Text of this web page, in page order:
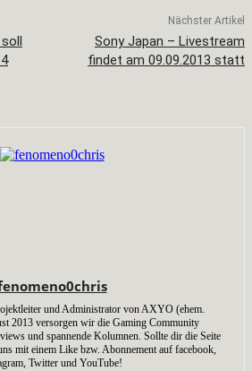
Nächster Artikel
Sony Japan – Livestream
findet am 09.09.2013 statt
und Administrator von AXYO (ehem.
2013 versorgen wir die Gaming Community
und spannende Kolumnen. Sollte dir die Seite
mit einem Like bzw. Abonnement auf facebook,
Twitter und YouTube!